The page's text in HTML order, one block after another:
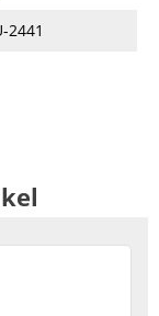
2441